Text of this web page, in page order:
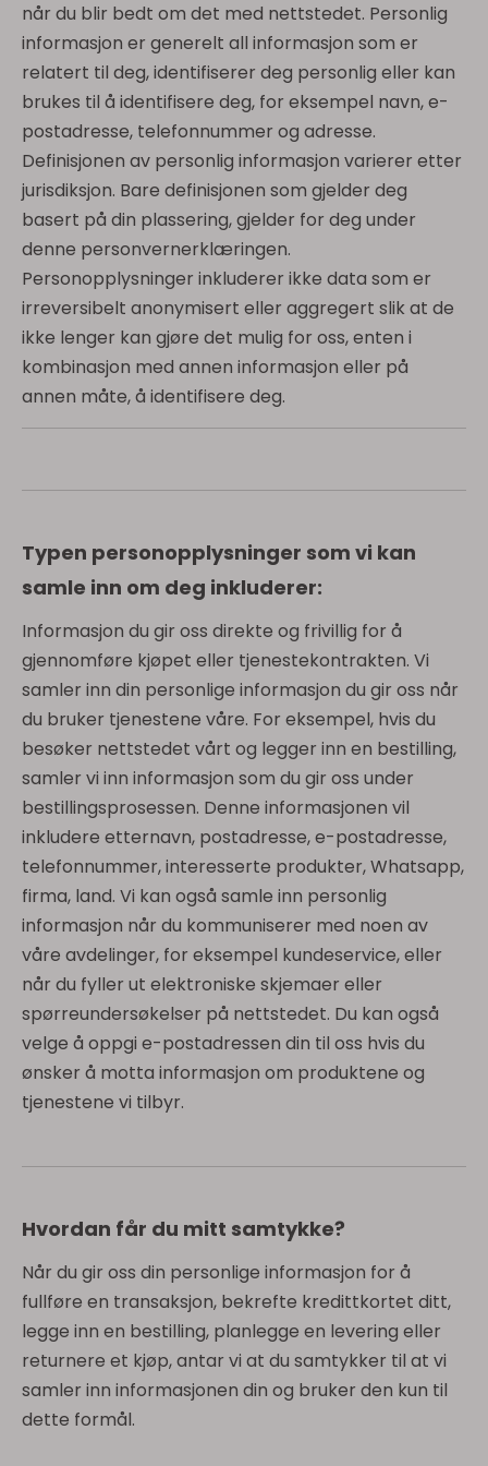
når du blir bedt om det med nettstedet. Personlig
informasjon er generelt all informasjon som er
relatert til deg, identifiserer deg personlig eller kan
brukes til å identifisere deg, for eksempel navn, e-
postadresse, telefonnummer og adresse.
Definisjonen av personlig informasjon varierer etter
jurisdiksjon. Bare definisjonen som gjelder deg
basert på din plassering, gjelder for deg under
denne personvernerklæringen.
Personopplysninger inkluderer ikke data som er
irreversibelt anonymisert eller aggregert slik at de
ikke lenger kan gjøre det mulig for oss, enten i
kombinasjon med annen informasjon eller på
annen måte, å identifisere deg.
Typen personopplysninger som vi kan
samle inn om deg inkluderer:
Informasjon du gir oss direkte og frivillig for å
gjennomføre kjøpet eller tjenestekontrakten. Vi
samler inn din personlige informasjon du gir oss når
du bruker tjenestene våre. For eksempel, hvis du
besøker nettstedet vårt og legger inn en bestilling,
samler vi inn informasjon som du gir oss under
bestillingsprosessen. Denne informasjonen vil
inkludere etternavn, postadresse, e-postadresse,
telefonnummer, interesserte produkter, Whatsapp,
firma, land. Vi kan også samle inn personlig
informasjon når du kommuniserer med noen av
våre avdelinger, for eksempel kundeservice, eller
når du fyller ut elektroniske skjemaer eller
spørreundersøkelser på nettstedet. Du kan også
velge å oppgi e-postadressen din til oss hvis du
ønsker å motta informasjon om produktene og
tjenestene vi tilbyr.
Hvordan får du mitt samtykke?
Når du gir oss din personlige informasjon for å
fullføre en transaksjon, bekrefte kredittkortet ditt,
legge inn en bestilling, planlegge en levering eller
returnere et kjøp, antar vi at du samtykker til at vi
samler inn informasjonen din og bruker den kun til
dette formål.